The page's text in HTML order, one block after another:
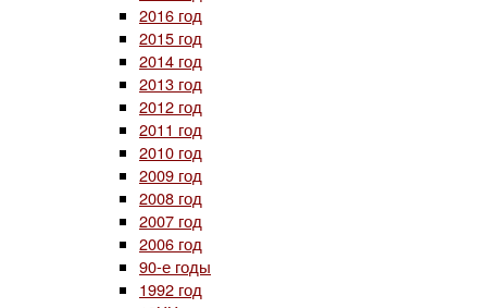
2016 год
2015 год
2014 год
2013 год
2012 год
2011 год
2010 год
2009 год
2008 год
2007 год
2006 год
90-е годы
1992 год